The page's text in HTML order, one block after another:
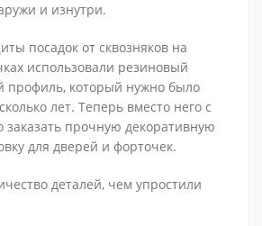
и изнутри.
посадок от сквозняков на
использовали резиновый
профиль, который нужно было
лет. Теперь вместо него с
прочную декоративную
для дверей и форточек.
деталей, чем упростили